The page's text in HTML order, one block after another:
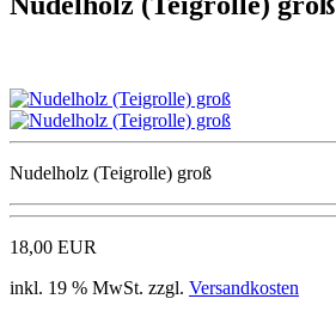
Nudelholz (Teigrolle) groß
18,00 EUR
inkl. 19 % MwSt. zzgl. Versandkosten